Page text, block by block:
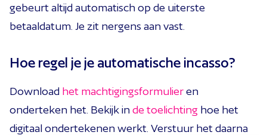
gebeurt altijd automatisch op de uiterste
betaaldatum. Je zit nergens aan vast.
Hoe regel je je automatische incasso?
Download het machtigingsformulieren
onderteken het. Bekijk inde toelichting hoe het
digitaal ondertekenen werkt. Verstuur het daarna